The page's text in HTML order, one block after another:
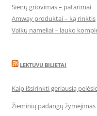
Sienų griovimas – patarimai
Amway produktai – ką rinktis
Vaikų nameliai – lauko
LEKTUVU BILIETAI
Kaip išsirinkti geriausią
Žieminių padangų